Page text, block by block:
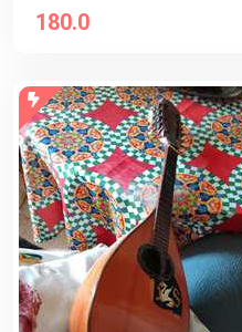
180.0